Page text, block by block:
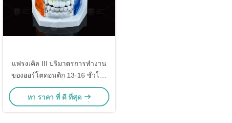
แฟรงเคิล III ปริมาตรการทํางาน
ของออร์โตดอนติก 13-16 ชั่วโมง
ในเวลากลางคืน
หา ราคา ที่ ดี ที่สุด